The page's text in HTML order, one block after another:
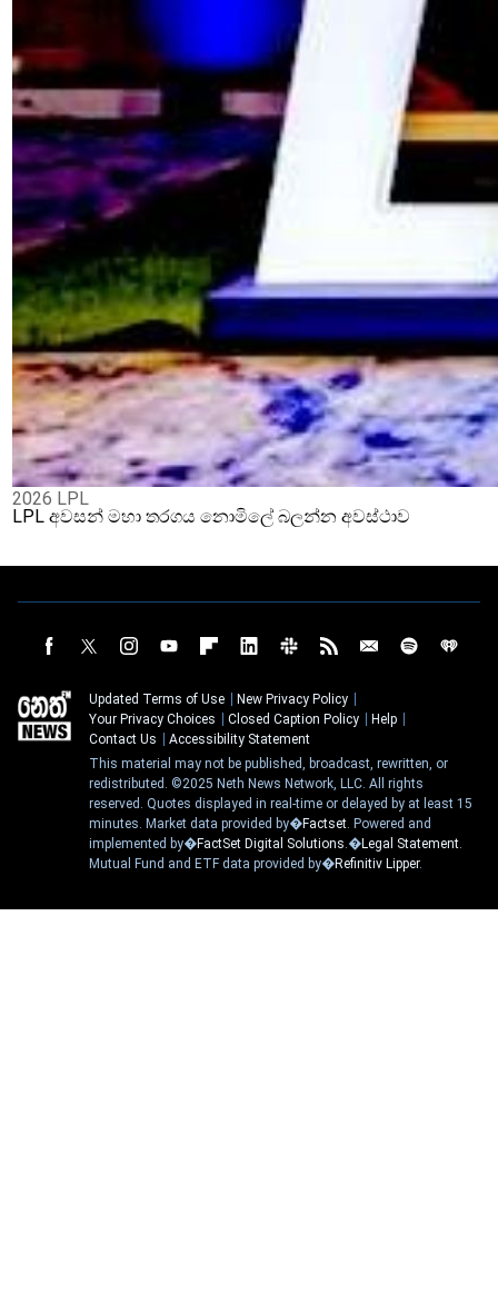
2026 LPL
LPL අවසන් මහා තරගය නොමිලේ බලන්න අවස්ථාව
Updated Terms of Use
New Privacy Policy
Your Privacy Choices
Closed Caption Policy
Help
Contact Us
Accessibility Statement
This material may not be published, broadcast, rewritten, or
redistributed. ©2025 Neth News Network, LLC. All rights
reserved. Quotes displayed in real-time or delayed by at least 15
minutes. Market data provided by�Factset. Powered and
implemented by�FactSet Digital Solutions.�Legal Statement.
Mutual Fund and ETF data provided by�Refinitiv Lipper.